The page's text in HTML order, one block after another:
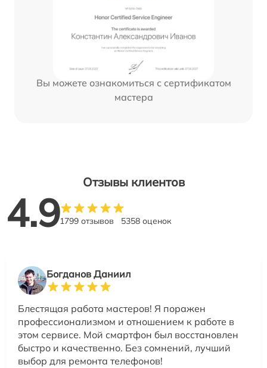
Вы можете ознакомиться с сертификатом
мастера
Отзывы клиентов
4.91799 отзывов 5358 оценок
Богданов Даниил
Блестящая работа мастеров! Я поражен
профессионализмом и отношением к работе в
этом сервисе. Мой смартфон был восстановлен
быстро и качественно. Без сомнений, лучший
выбор для ремонта телефонов!